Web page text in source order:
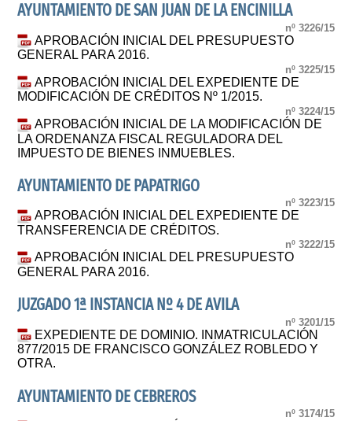
AYUNTAMIENTO DE SAN JUAN DE LA ENCINILLA
nº 3226/15
APROBACIÓN INICIAL DEL PRESUPUESTO
GENERAL PARA 2016.
nº 3225/15
APROBACIÓN INICIAL DEL EXPEDIENTE DE
MODIFICACIÓN DE CRÉDITOS Nº 1/2015.
nº 3224/15
APROBACIÓN INICIAL DE LA MODIFICACIÓN DE
LA ORDENANZA FISCAL REGULADORA DEL
IMPUESTO DE BIENES INMUEBLES.
AYUNTAMIENTO DE PAPATRIGO
nº 3223/15
APROBACIÓN INICIAL DEL EXPEDIENTE DE
TRANSFERENCIA DE CRÉDITOS.
nº 3222/15
APROBACIÓN INICIAL DEL PRESUPUESTO
GENERAL PARA 2016.
JUZGADO 1ª INSTANCIA Nº 4 DE AVILA
nº 3201/15
EXPEDIENTE DE DOMINIO. INMATRICULACIÓN
877/2015 DE FRANCISCO GONZÁLEZ ROBLEDO Y
OTRA.
AYUNTAMIENTO DE CEBREROS
nº 3174/15